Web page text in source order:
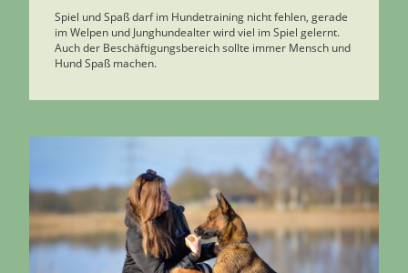
Spiel und Spaß darf im Hundetraining nicht fehlen, gerade
im Welpen und Junghundealter wird viel im Spiel gelernt.
Auch der Beschäftigungsbereich sollte immer Mensch und
Hund Spaß machen.